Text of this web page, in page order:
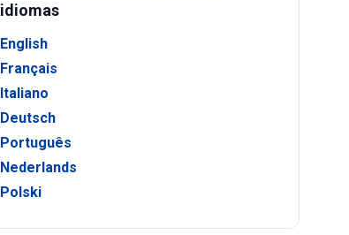
idiomas
English
Français
Italiano
Deutsch
Português
Nederlands
Polski